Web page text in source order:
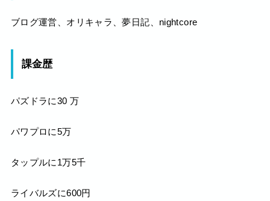
ブログ運営、オリキャラ、夢日記、nightcore
課金歴
パズドラに30 万
パワプロに5万
タップルに1万5千
ライバルズに600円